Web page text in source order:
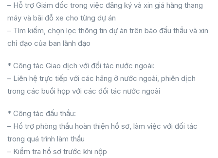
– Hỗ trợ Giám đốc trong việc đăng ký và xin giá hãng thang
máy và bãi đỗ xe cho từng dự án
– Tìm kiếm, chọn lọc thông tin dự án trên báo đấu thầu và xin
chỉ đạo của ban lãnh đạo
* Công tác Giao dịch với đối tác nước ngoài:
– Liên hệ trực tiếp với các hãng ở nước ngoài, phiên dịch
trong các buổi họp với các đối tác nước ngoài
* Công tác đấu thầu:
– Hồ trợ phòng thầu hoàn thiện hồ sơ, làm việc với đối tác
trong quá trình làm thầu
– Kiểm tra hồ sơ trước khi nộp